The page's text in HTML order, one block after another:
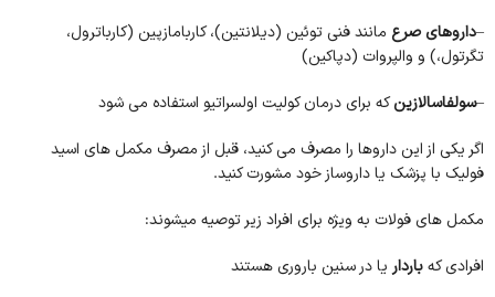
–داروهای صرع مانند فنی توئین (دیلانتین)، کاربامازپین (کارباترول،
تگرتول،) و والپروات (دپاکین)
–سولفاسالازینکه برای درمان کولیت اولسراتیو استفاده می شود
اگر یکی از این داروها را مصرف می کنید، قبل از مصرف مکمل های اسید
فولیک با پزشک یا داروساز خود مشورت کنید.
مکمل های فولات به ویژه برای افراد زیر توصیه میشوند:
افرادی کهبارداریا در سنین باروری هستند